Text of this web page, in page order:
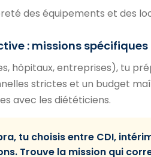
des équipements et des
: missions spécifiques
hôpitaux, entreprises), tu
strictes et un budget
avec les diététiciens.
tu choisis entre CDI,
Trouve la mission qui